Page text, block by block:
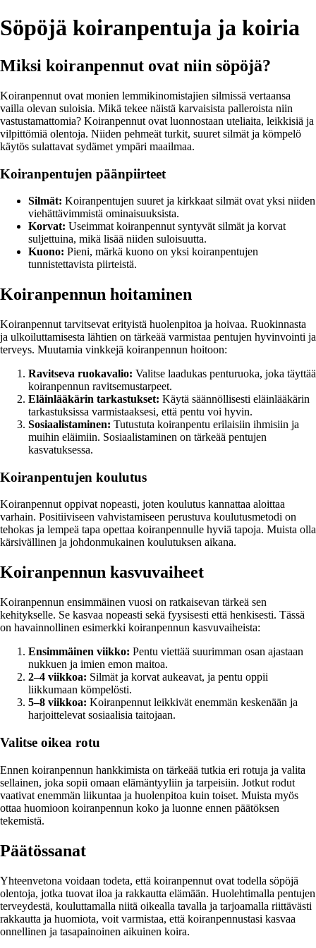
Söpöjä koiranpentuja ja koiria
Miksi koiranpennut ovat niin söpöjä?
Koiranpennut ovat monien lemmikinomistajien silmissä vertaansa
vailla olevan suloisia. Mikä tekee näistä karvaisista palleroista niin
vastustamattomia? Koiranpennut ovat luonnostaan uteliaita, leikkisiä ja
vilpittömiä olentoja. Niiden pehmeät turkit, suuret silmät ja kömpelö
käytös sulattavat sydämet ympäri maailmaa.
Koiranpentujen päänpiirteet
Silmät: Koiranpentujen suuret ja kirkkaat silmät ovat yksi niiden
viehättävimmistä ominaisuuksista.
Korvat: Useimmat koiranpennut syntyvät silmät ja korvat
suljettuina, mikä lisää niiden suloisuutta.
Kuono: Pieni, märkä kuono on yksi koiranpentujen
tunnistettavista piirteistä.
Koiranpennun hoitaminen
Koiranpennut tarvitsevat erityistä huolenpitoa ja hoivaa. Ruokinnasta
ja ulkoiluttamisesta lähtien on tärkeää varmistaa pentujen hyvinvointi ja
terveys. Muutamia vinkkejä koiranpennun hoitoon:
Ravitseva ruokavalio: Valitse laadukas penturuoka, joka täyttää
koiranpennun ravitsemustarpeet.
Eläinlääkärin tarkastukset: Käytä säännöllisesti eläinlääkärin
tarkastuksissa varmistaaksesi, että pentu voi hyvin.
Sosiaalistaminen: Tutustuta koiranpentu erilaisiin ihmisiin ja
muihin eläimiin. Sosiaalistaminen on tärkeää pentujen
kasvatuksessa.
Koiranpentujen koulutus
Koiranpennut oppivat nopeasti, joten koulutus kannattaa aloittaa
varhain. Positiiviseen vahvistamiseen perustuva koulutusmetodi on
tehokas ja lempeä tapa opettaa koiranpennulle hyviä tapoja. Muista olla
kärsivällinen ja johdonmukainen koulutuksen aikana.
Koiranpennun kasvuvaiheet
Koiranpennun ensimmäinen vuosi on ratkaisevan tärkeä sen
kehitykselle. Se kasvaa nopeasti sekä fyysisesti että henkisesti. Tässä
on havainnollinen esimerkki koiranpennun kasvuvaiheista:
Ensimmäinen viikko: Pentu viettää suurimman osan ajastaan
nukkuen ja imien emon maitoa.
2–4 viikkoa: Silmät ja korvat aukeavat, ja pentu oppii
liikkumaan kömpelösti.
5–8 viikkoa: Koiranpennut leikkivät enemmän keskenään ja
harjoittelevat sosiaalisia taitojaan.
Valitse oikea rotu
Ennen koiranpennun hankkimista on tärkeää tutkia eri rotuja ja valita
sellainen, joka sopii omaan elämäntyyliin ja tarpeisiin. Jotkut rodut
vaativat enemmän liikuntaa ja huolenpitoa kuin toiset. Muista myös
ottaa huomioon koiranpennun koko ja luonne ennen päätöksen
tekemistä.
Päätössanat
Yhteenvetona voidaan todeta, että koiranpennut ovat todella söpöjä
olentoja, jotka tuovat iloa ja rakkautta elämään. Huolehtimalla pentujen
terveydestä, kouluttamalla niitä oikealla tavalla ja tarjoamalla riittävästi
rakkautta ja huomiota, voit varmistaa, että koiranpennustasi kasvaa
onnellinen ja tasapainoinen aikuinen koira.